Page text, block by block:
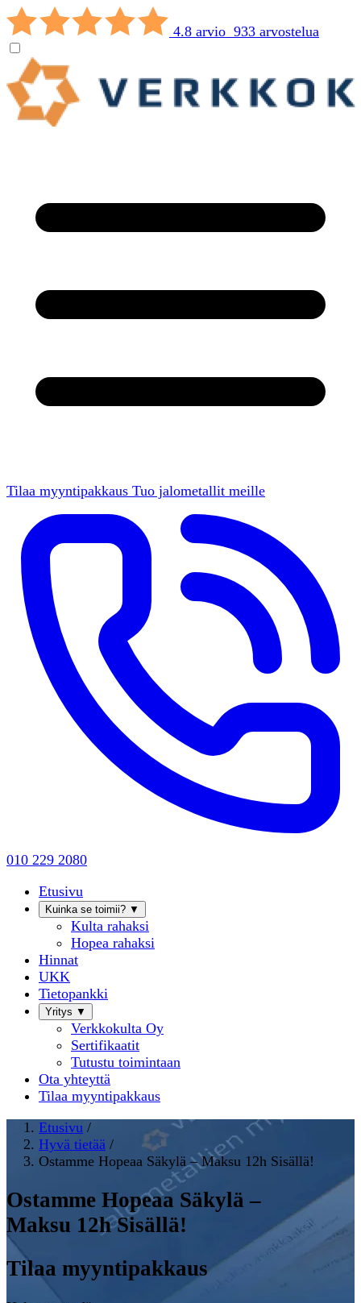
4.8 arvio 933 arvostelua
Tilaa myyntipakkaus Tuo jalometallit meille
010 229 2080
Etusivu
Kuinka se toimii? ▼
Kulta rahaksi
Hopea rahaksi
Hinnat
UKK
Tietopankki
Yritys ▼
Verkkokulta Oy
Sertifikaatit
Tutustu toimintaan
Ota yhteyttä
Tilaa myyntipakkaus
Etusivu /
Hyvä tietää /
Ostamme Hopeaa Säkylä – Maksu 12h Sisällä!
Ostamme Hopeaa Säkylä –
Maksu 12h Sisällä!
Tilaa myyntipakkaus